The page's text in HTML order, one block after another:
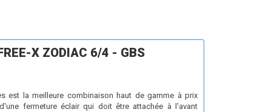
X ZODIAC 6/4 - GBS
est la meilleure combinaison haut de gamme à prix
fermeture éclair qui doit être attachée à l'avant